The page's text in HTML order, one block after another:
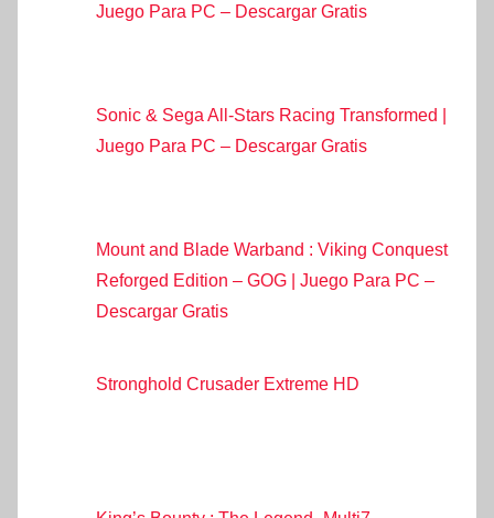
Juego Para PC – Descargar Gratis
Sonic & Sega All-Stars Racing Transformed |
Juego Para PC – Descargar Gratis
Mount and Blade Warband : Viking Conquest
Reforged Edition – GOG | Juego Para PC –
Descargar Gratis
Stronghold Crusader Extreme HD